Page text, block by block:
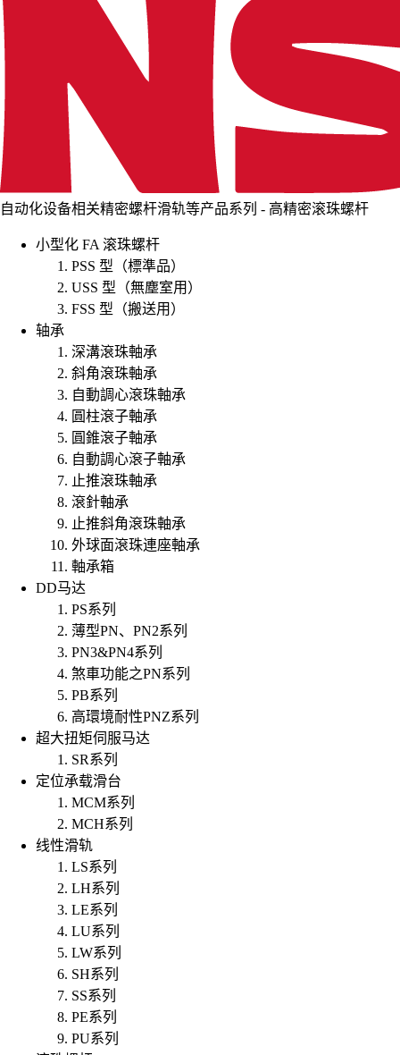
自动化设备相关精密螺杆滑轨等产品系列 - 高精密滚珠螺杆
小型化 FA 滚珠螺杆
PSS 型（標準品）
USS 型（無塵室用）
FSS 型（搬送用）
轴承
深溝滾珠軸承
斜角滾珠軸承
自動調心滾珠軸承
圓柱滾子軸承
圓錐滾子軸承
自動調心滾子軸承
止推滾珠軸承
滾針軸承
止推斜角滾珠軸承
外球面滾珠連座軸承
軸承箱
DD马达
PS系列
薄型PN、PN2系列
PN3&PN4系列
煞車功能之PN系列
PB系列
高環境耐性PNZ系列
超大扭矩伺服马达
SR系列
定位承载滑台
MCM系列
MCH系列
线性滑轨
LS系列
LH系列
LE系列
LU系列
LW系列
SH系列
SS系列
PE系列
PU系列